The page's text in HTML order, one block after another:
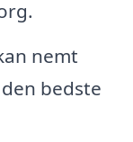
nemt
bedste